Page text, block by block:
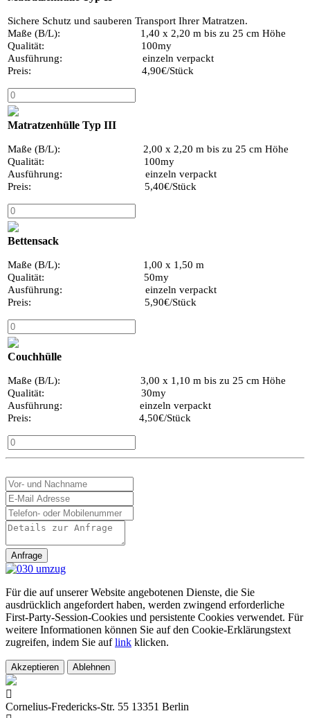
Sichere Schutz und sauberen Transport Ihrer Matratzen.
Maße (B/L): 1,40 x 2,20 m bis zu 25 cm Höhe
Qualität: 100my
Ausführung: einzeln verpackt
Preis: 4,90€/Stück
Matratzenhülle Typ III
Maße (B/L): 2,00 x 2,20 m bis zu 25 cm Höhe
Qualität: 100my
Ausführung: einzeln verpackt
Preis: 5,40€/Stück
Bettensack
Maße (B/L): 1,00 x 1,50 m
Qualität: 50my
Ausführung: einzeln verpackt
Preis: 5,90€/Stück
Couchhülle
Maße (B/L): 3,00 x 1,10 m bis zu 25 cm Höhe
Qualität: 30my
Ausführung: einzeln verpackt
Preis: 4,50€/Stück
Anfrage
Für die auf unserer Website angebotenen Dienste, die Sie
ausdrücklich angefordert haben, werden zwingend erforderliche
First-Party-Session-Cookies und persistente Cookies verwendet. Für
weitere Informationen können Sie auf den Cookie-Erklärungstext
zugreifen, indem Sie auflink klicken.
Akzeptieren Ablehnen
Cornelius-Fredericks-Str. 55 13351 Berlin